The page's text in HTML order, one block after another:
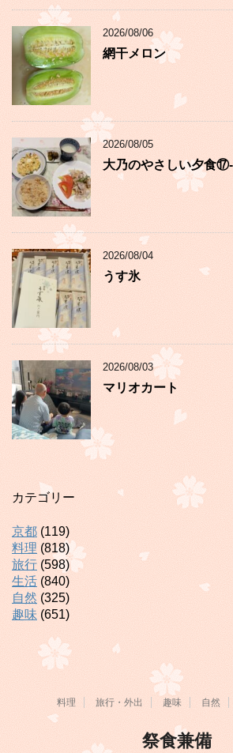
2026/08/06
網干メロン
2026/08/05
大乃のやさしい夕食
2026/08/04
うす氷
2026/08/03
マリオカート
カテゴリー
京都 (119)
料理 (818)
旅行 (598)
生活 (840)
自然 (325)
趣味 (651)
料理 旅行・外出 趣味 自然
祭食兼備